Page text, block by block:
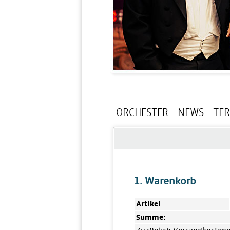
ORCHESTER NEWS
1. Warenkorb
Artikel
Summe: